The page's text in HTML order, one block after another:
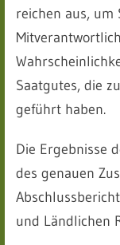
reichen aus, um
Saatgutes, die
geführt haben.
Die Ergebnisse
des genauen
und Ländlichen